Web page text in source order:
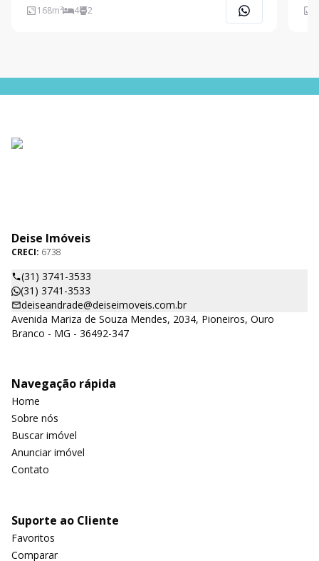
estar com elegantes móveis planejados, uma
acolhedora sala de jantar e um ambiente adjacente,
168m² 4 2
Deise Imóveis
CRECI: 6738
(31) 3741-3533
(31) 3741-3533
deiseandrade@deiseimoveis.com.br
Avenida Mariza de Souza Mendes, 2034, Pioneiros, Ouro
Branco - MG - 36492-347
Navegação rápida
Home
Sobre nós
Buscar imóvel
Anunciar imóvel
Contato
Suporte ao Cliente
Favoritos
Comparar